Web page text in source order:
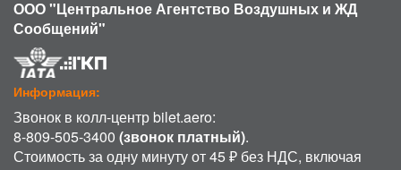
ООО "Центральное Агентство Воздушных и ЖД
Сообщений"
Информация:
Звонок в колл-центр bilet.aero:
8-809-505-3400 (звонок платный).
Стоимость за одну минуту от 45 ₽ без НДС, включая